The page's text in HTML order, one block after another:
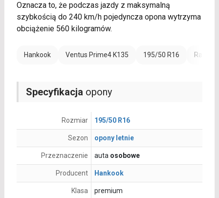
Oznacza to, że podczas jazdy z maksymalną
szybkością do 240 km/h pojedyncza opona wytrzyma
obciążenie 560 kilogramów.
Hankook Ventus Prime4 K135 195/50 R16 Rant
Specyfikacja opony
Rozmiar 195/50 R16
Sezon opony letnie
Przeznaczenie auta osobowe
Producent Hankook
Klasa premium